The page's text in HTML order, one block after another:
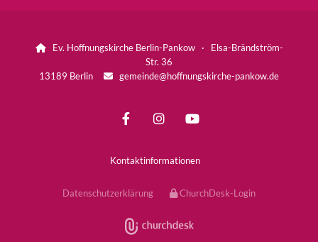
Ev. Hoffnungskirche Berlin-Pankow · Elsa-Brändström-
Str. 36
13189 Berlin
 gemeinde@hoffnungskirche-pankow.de
Kontaktinformationen
Datenschutzerklärung ChurchDesk-Login